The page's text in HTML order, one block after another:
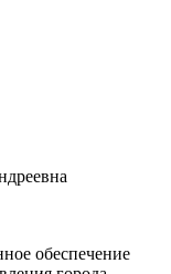
обеспечение